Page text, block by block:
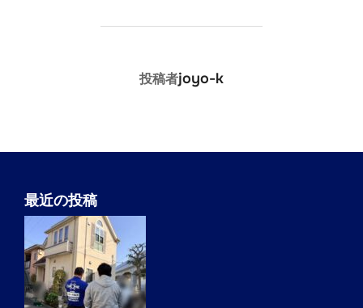
投稿者
投稿者joyo-k
最近の投稿